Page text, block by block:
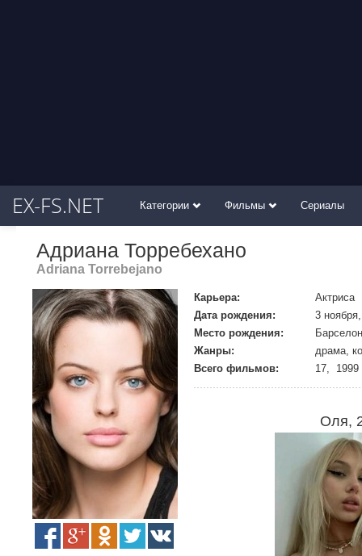
EX-FS.NET Категории Фильмы Сериалы
Адриана Торребехано
Adriana Torrebejano
Карьера:
Актриса
Дата рождения:
3
Место рождения:
Жанры:
драма,
Всего фильмов:
17, 1999
Оля,